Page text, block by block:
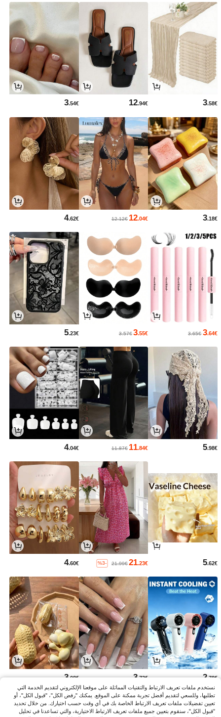
3.58€
12.94€
3.54€
3.18€
12.04€
12.12€
4.62€
3.64€
3.65€
3.55€
3.57€
5.23€
5.98€
11.84€
11.87€
4.04€
5.62€
21.23€
21.99€
%3-
4.60€
2.78€
3.73€
3.08€
نستخدم ملفات تعريف الارتباط والتقنيات المماثلة على موقعنا الإلكتروني لتقديم الخدمة التي
تطلبها، وللسعي لتقديم أفضل تجربة ممكنة على الموقع. يمكنك "رفض الكل"، "قبول الكل"، أو
تعيين تفضيلات ملفات تعريف الارتباط الخاصة بك في أي وقت حسب اختيارك. من خلال تحديد
"قبول الكل"، سنقوم بتعيين جميع ملفات تعريف الارتباط الاختيارية، والتي تساعدنا في تحليل